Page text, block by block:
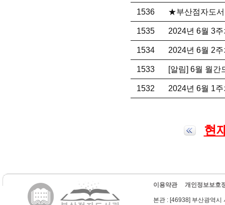
1536 ★부산점자도
1535 2024년 6월 3
1534 2024년 6월 2
1533 [알림] 6월 월간
1532 2024년 6월 1
현
이용약관 개인정보보호
본관 : [46938] 부산광역시